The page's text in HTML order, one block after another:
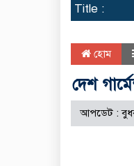
Title :
হোম
দেশ
আপডেট :